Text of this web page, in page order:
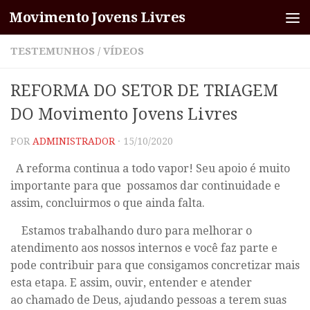
Skip to content
Movimento Jovens Livres
TESTEMUNHOS / VÍDEOS
REFORMA DO SETOR DE TRIAGEM
DO Movimento Jovens Livres
POR ADMINISTRADOR · 15/10/2020
A reforma continua a todo vapor! Seu apoio é muito
importante para que possamos dar continuidade e
assim, concluirmos o que ainda falta.
Estamos trabalhando duro para melhorar o
atendimento aos nossos internos e você faz parte e
pode contribuir para que consigamos concretizar mais
esta etapa. E assim, ouvir, entender e atender
ao chamado de Deus, ajudando pessoas a terem suas